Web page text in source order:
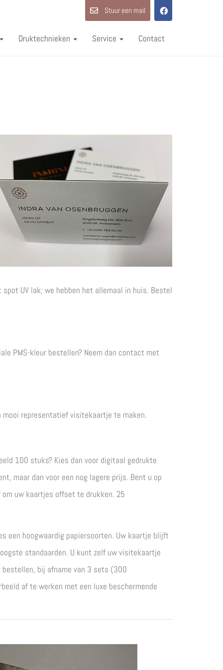
Stuur een mail
Druktechnieken Service Contact
UV lak; we hebben het allemaal in huis. Bestel
PMS-kleur bestellen? Neem dan contact met
mooi representatief visitekaartje te maken.
100 stuks? Kies dan voor digitaal gedrukte
maar dan voor een nog lagere prijs. Bent u op
uw kaartjes offset te drukken. 25
een hoogwaardig papiersoorten. Uw kaartje blijft
standaarden. U kunt zelf uw visitekaartje
bij afname van 3 sets (300
af te werken met een luxe beschermende